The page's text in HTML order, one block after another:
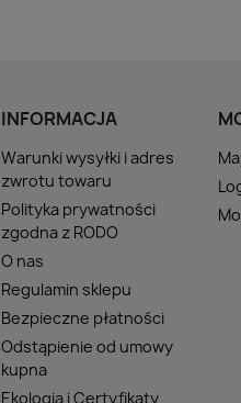
INFORMACJA
Warunki wysyłki i adres
zwrotu towaru
Polityka prywatności
zgodna z RODO
O nas
Regulamin sklepu
Bezpieczne płatności
Odstąpienie od umowy
kupna
Ekologia i Certyfikaty